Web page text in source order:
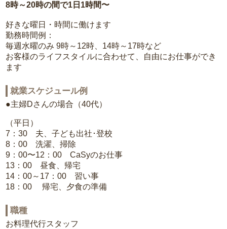
8時～20時の間で1日1時間〜
好きな曜日・時間に働けます
勤務時間例：
毎週水曜のみ 9時～12時、14時～17時など
お客様のライフスタイルに合わせて、自由にお仕事ができ
ます
就業スケジュール例
●主婦Dさんの場合（40代）
（平日）
7：30 夫、子ども出社･登校
8：00 洗濯、掃除
9：00〜12：00 CaSyのお仕事
13：00 昼食、帰宅
14：00～17：00 習い事
18：00 帰宅、夕食の準備
職種
お料理代行スタッフ